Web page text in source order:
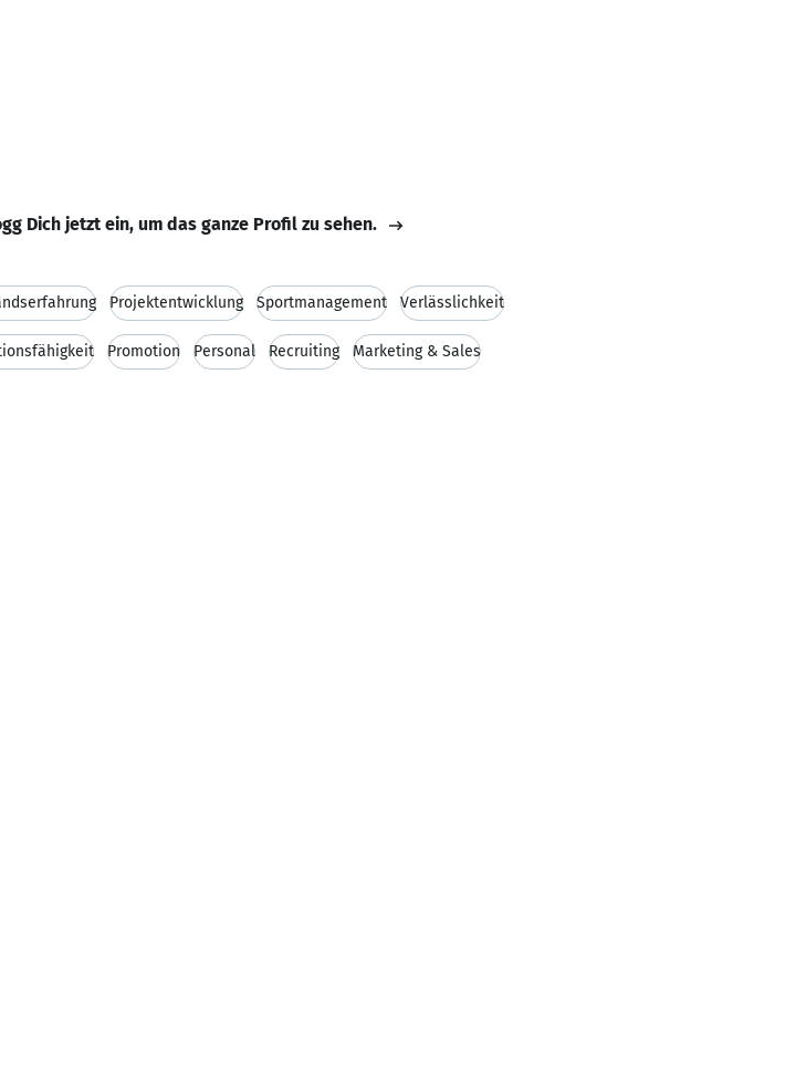
Dich jetzt ein, um das ganze Profil zu sehen.
Projektentwicklung Sportmanagement Verlässlichkeit
Promotion Personal Recruiting Marketing & Sales